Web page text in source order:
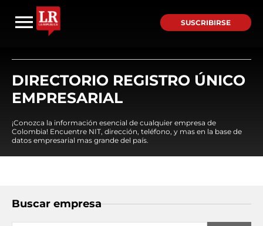
SUSCRIBIRSE
DIRECTORIO REGISTRO ÚNICO
EMPRESARIAL
¡Conozca la información esencial de cualquier empresa de
Colombia! Encuentre NIT, dirección, teléfono, y mas en la base de
datos empresarial mas grande del país.
Buscar empresa